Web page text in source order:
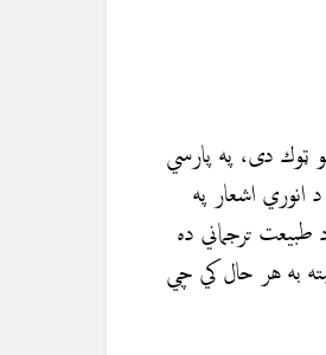
ټوك دى، په پارسي
انوري اشعار په
ترجماني ده
به هر حال کي چي